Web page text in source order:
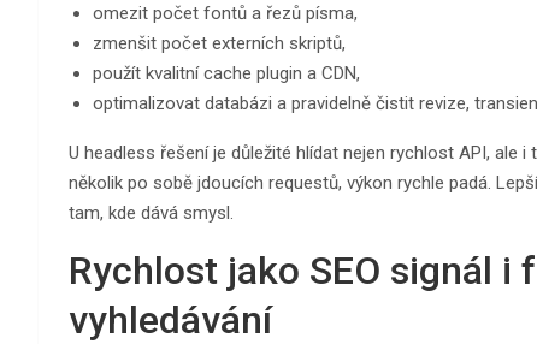
omezit počet fontů a řezů písma,
zmenšit počet externích skriptů,
použít kvalitní cache plugin a CDN,
optimalizovat databázi a pravidelně čistit revize,
U headless řešení je důležité hlídat nejen rychlost API, ale
několik po sobě jdoucích requestů, výkon rychle padá.
tam, kde dává smysl.
Rychlost jako SEO signál i
vyhledávání